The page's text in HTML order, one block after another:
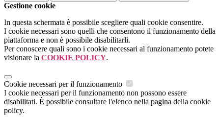
Gestione cookie
In questa schermata è possibile scegliere quali cookie consentire.
I cookie necessari sono quelli che consentono il funzionamento della
piattaforma e non è possibile disabilitarli.
Per conoscere quali sono i cookie necessari al funzionamento potete
visionare la COOKIE POLICY.
Cookie necessari per il funzionamento
I cookie necessari per il funzionamento non possono essere
disabilitati. È possibile consultare l'elenco nella pagina della cookie
policy.